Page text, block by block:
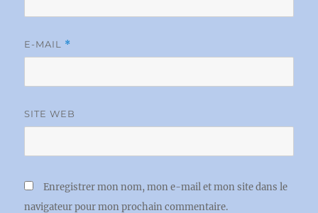
E-MAIL *
SITE WEB
Enregistrer mon nom, mon e-mail et mon site dans le
navigateur pour mon prochain commentaire.